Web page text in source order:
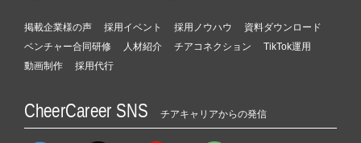
掲載企業様の声 採用イベント 採用ノウハウ
資料ダウンロード
ベンチャー合同研修
人材紹介 チアコネクション
TikTok運用
動画制作
採用代行
CheerCareer SNS チアキャリアからの発信